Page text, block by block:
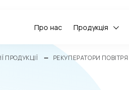
Про нас Продукція
ПРОДУКЦІЇ РЕКУПЕРАТОРИ ПОВІТРЯ